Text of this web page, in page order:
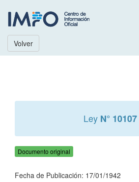
Volver
Ley N° 10107
Documento original
Fecha de Publicación: 17/01/1942